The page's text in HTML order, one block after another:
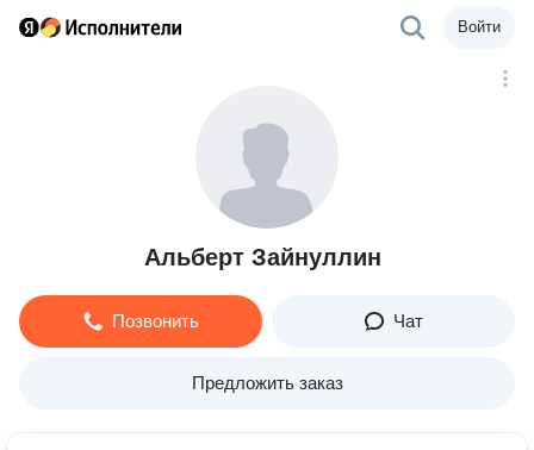
Войти
Альберт Зайнуллин
Позвонить Чат
Предложить заказ